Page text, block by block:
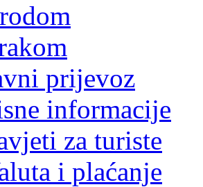
prijevoz
informacije
za turiste
i plaćanje